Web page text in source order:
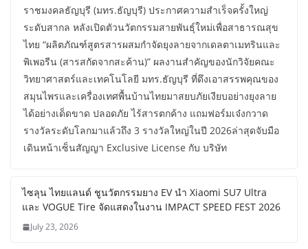
ราชมงคลธัญบุรี (มทร.ธัญบุรี) ประกาศความสำเร็จครั้งใหญ่
ระดับสากล หลังเปิดตัวนวัตกรรมสายพันธุ์ใหม่เพื่อสาธารณสุข
ไทย “ผลิตภัณฑ์สูตรสารผสมกำจัดยุงลายจากเดลตาเมทรินและ
พิเพอรีน (สารสกัดจากสะค้าน)” ผลงานสำคัญของนักวิจัยคณะ
วิทยาศาสตร์และเทคโนโลยี มทร.ธัญบุรี ที่ดึงเอาสรรพคุณของ
สมุนไพรและเครื่องเทศพื้นบ้านไทยมาสยบภัยเงียบอย่างยุงลาย
ได้อย่างเด็ดขาด ปลอดภัย ไร้สารตกค้าง แถมฟอร์มเจ๋งกวาด
รางวัลระดับโลกมาแล้วถึง 3 รางวัลใหญ่ในปี 2026ล่าสุดจับมือ
เดินหน้าเซ็นสัญญา Exclusive License กับ บริษัท
ไซลุน ไทยแลนด์ ชูนวัตกรรมยาง EV นำ Xiaomi SU7 Ultra
และ VOGUE Tire จัดแสดงในงาน IMPACT SPEED FEST 2026
July 23, 2026